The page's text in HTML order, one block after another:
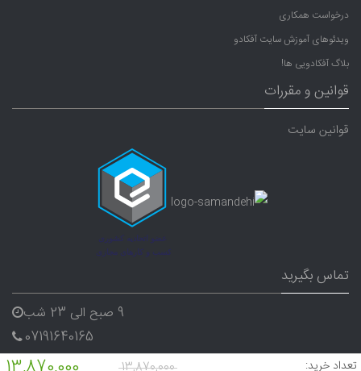
تعداد خرید:
درخواست همکاری
ویدئوهای آموزش سایت آفکادو
بلاگ آفکادویی ها!
قوانین و مقررات
قوانین سایت
تماس بگیرید
9 صبح الی 23 شب
07191640165
09338282656